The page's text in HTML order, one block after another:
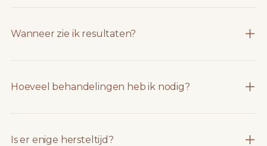
Wanneer zie ik resultaten?
Hoeveel behandelingen heb ik nodig?
Is er enige hersteltijd?